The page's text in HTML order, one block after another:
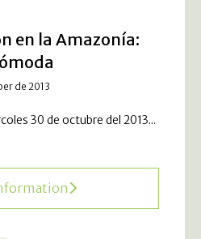
en la Amazonía:
de 2013
30 de octubre del 2013...